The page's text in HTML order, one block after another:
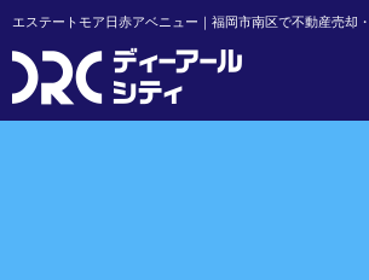
エステートモア日赤アベニュー｜福岡市南区で不動産売却